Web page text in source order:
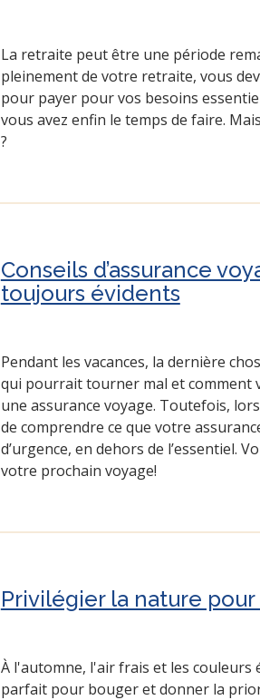
La retraite peut être une période
pleinement de votre retraite, vous
pour payer pour vos besoins
vous avez enfin le temps de faire.
?
Conseils d’assurance
toujours évidents
Pendant les vacances, la dernière
qui pourrait tourner mal et comment
une assurance voyage. Toutefois,
de comprendre ce que votre
d’urgence, en dehors de l’essentiel.
votre prochain voyage!
Privilégier la nature
À l'automne, l'air frais et les couleurs
parfait pour bouger et donner la